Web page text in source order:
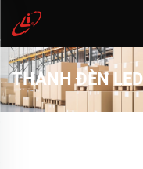
THANH ĐÈN LED